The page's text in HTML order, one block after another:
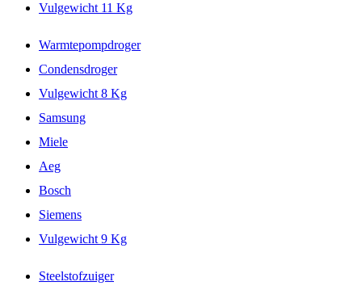
Vulgewicht 11 Kg
Warmtepompdroger
Condensdroger
Vulgewicht 8 Kg
Samsung
Miele
Aeg
Bosch
Siemens
Vulgewicht 9 Kg
Steelstofzuiger